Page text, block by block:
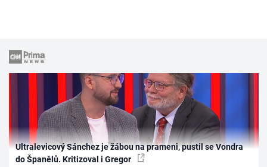
Ultralevicový Sánchez je žábou na prameni, pustil se Vondra
do Španělů. Kritizoval i Gregor